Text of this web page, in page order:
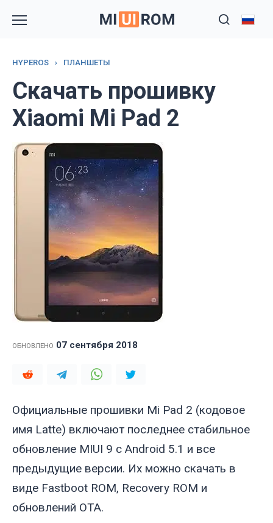
HYPEROS › ПЛАНШЕТЫ
Скачать прошивку
Xiaomi Mi Pad 2
ОБНОВЛЕНО 07 сентября 2018
Официальные прошивки Mi Pad 2 (кодовое
имя Latte) включают последнее стабильное
обновление MIUI 9 с Android 5.1 и все
предыдущие версии. Их можно скачать в
виде Fastboot ROM, Recovery ROM и
обновлений OTA.